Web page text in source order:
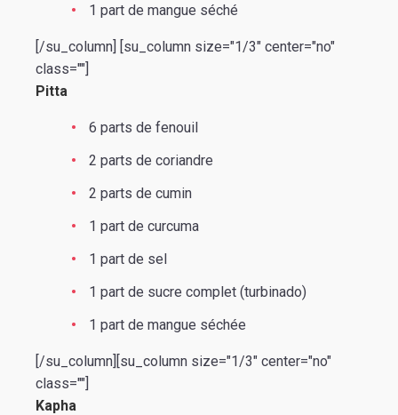
1 part de mangue séché
[/su_column] [su_column size="1/3" center="no"
class=""]
Pitta
6 parts de fenouil
2 parts de coriandre
2 parts de cumin
1 part de curcuma
1 part de sel
1 part de sucre complet (turbinado)
1 part de mangue séchée
[/su_column][su_column size="1/3" center="no"
class=""]
Kapha